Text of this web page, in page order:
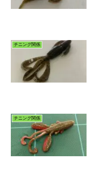
チニング関係
チニング関係